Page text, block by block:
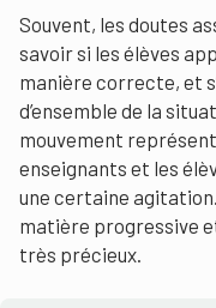
Souvent, les doutes
savoir si les élèves
manière correcte, et
d’ensemble de la
mouvement
enseignants et les
une certaine
matière progressive
très précieux.